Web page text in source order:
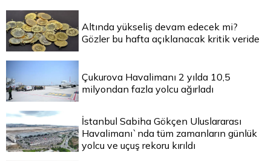
Altında yükseliş devam edecek mi?
Gözler bu hafta açıklanacak kritik veride
Çukurova Havalimanı 2 yılda 10,5
milyondan fazla yolcu ağırladı
İstanbul Sabiha Gökçen Uluslararası
Havalimanı`nda tüm zamanların günlük
yolcu ve uçuş rekoru kırıldı